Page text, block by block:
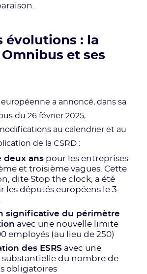
évolutions : la
et ses
européenne a annoncé, dans sa
du 26 février 2025,
au calendrier et au
de la CSRD :
deux ans pour les entreprises
et troisième vagues. Cette
dite Stop the clock, a été
les députés européens le 3
significative du périmètre
avec une nouvelle limite
employés (au lieu de 250)
des ESRS avec une
du nombre de
obligatoires